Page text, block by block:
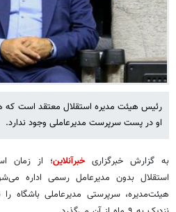
رئیس هیئت مدیره استقلال معتقد است که
او در پست سرپرست مدیرعاملی وجود ندارد.
به گزارش خبرگزاریخبرآنلاین؛ از زمان
استقلال بدون مدیرعامل رسمی اداره
هیئت‌مدیره، سرپرستی مدیرعاملی باشگاه